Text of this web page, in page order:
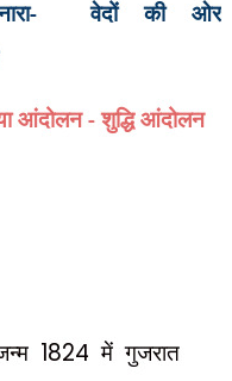
नारा-वेदों की ओर
आंदोलन -शुद्धि आंदोलन
1824 में गुजरात